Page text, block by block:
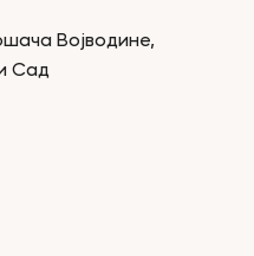
Војводине,
Сад